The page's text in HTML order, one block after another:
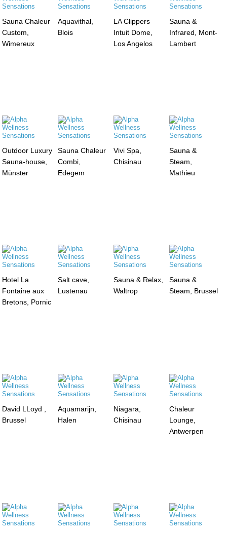
Sauna Chaleur
Custom,
Wimereux
Aquavithal,
Blois
LA Clippers
Intuit Dome,
Los Angelos
Sauna &
Infrared, Mont-
Lambert
Outdoor Luxury
Sauna-house,
Münster
Sauna Chaleur
Combi,
Edegem
Vivi Spa,
Chisinau
Sauna &
Steam,
Mathieu
Hotel La
Fontaine aux
Bretons, Pornic
Salt cave,
Lustenau
Sauna & Relax,
Waltrop
Sauna &
Steam, Brussel
David LLoyd ,
Brussel
Aquamarijn,
Halen
Niagara,
Chisinau
Chaleur
Lounge,
Antwerpen